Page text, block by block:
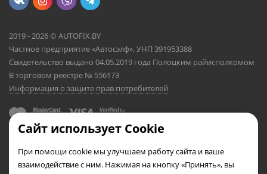
2019 - 2026 © AUTOFIX.BY
Частное предприятие «Автосэлф», УНП 391953388
Свидетельство выдано 04.05.2019 года Полоцким райисполкомом
В торговом реестре № 556173
Информация о защите прав потребителей
Сайт использует Cookie
При помощи cookie мы улучшаем работу сайта и ваше
взаимодействие с ним. Нажимая на кнопку «Принять», вы